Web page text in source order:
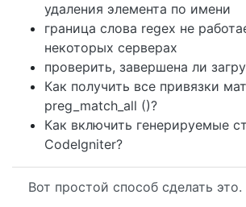
удаления элемента по имени
граница слова regex не
некоторых серверах
проверить, завершена ли
Как получить все привязки
preg_match_all ()?
Как включить генерируемые
CodeIgniter?
Вот простой способ сделать это.